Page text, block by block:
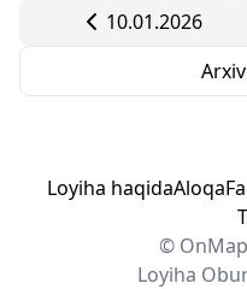
10.01.2026
Loyiha haqidaAloqa
©
Loyiha